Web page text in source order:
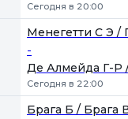
Сегодня в 20:00
Менегетти С Э /
-
Де Алмейда Г-Р
Сегодня в 22:00
Брага Б / Брага